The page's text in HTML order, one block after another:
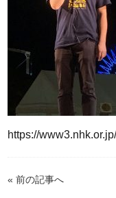
https://
« 前の記事へ